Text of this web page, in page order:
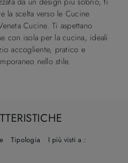
la scelta verso le Cucine
Cucine. Ti aspettano
con isola per la cucina, ideali
accogliente, pratico e
nello stile.
Tipologia I più visti a :